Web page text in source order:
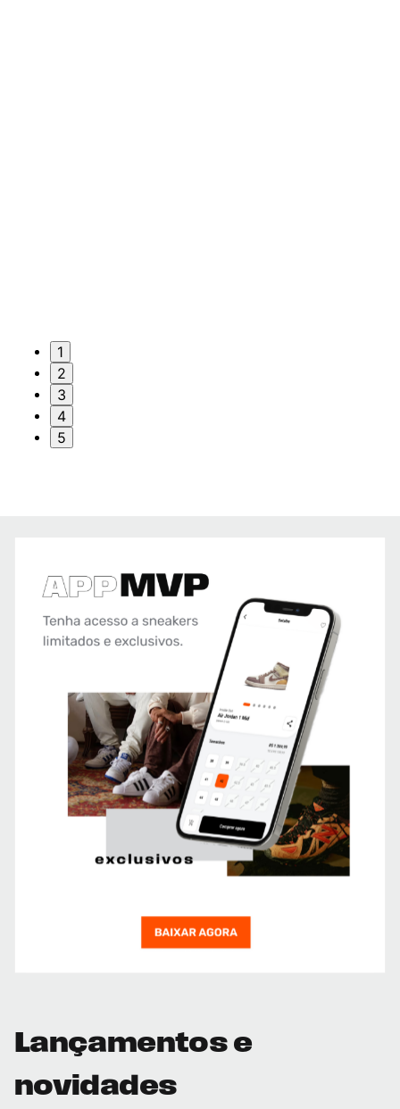
1
2
3
4
5
Lançamentos e
novidades